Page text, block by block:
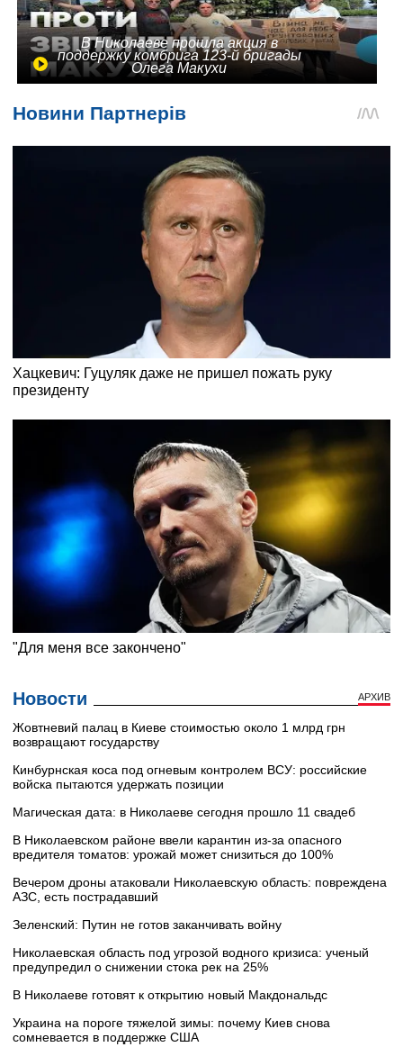
В Николаеве прошла акция в
поддержку комбрига 123-й бригады
Олега Макухи
Новости АРХИВ
Жовтневий палац в Киеве стоимостью около 1 млрд грн
возвращают государству
Кинбурнская коса под огневым контролем ВСУ: российские
войска пытаются удержать позиции
Магическая дата: в Николаеве сегодня прошло 11 свадеб
В Николаевском районе ввели карантин из-за опасного
вредителя томатов: урожай может снизиться до 100%
Вечером дроны атаковали Николаевскую область: повреждена
АЗС, есть пострадавший
Зеленский: Путин не готов заканчивать войну
Николаевская область под угрозой водного кризиса: ученый
предупредил о снижении стока рек на 25%
В Николаеве готовят к открытию новый Макдональдс
Украина на пороге тяжелой зимы: почему Киев снова
сомневается в поддержке США